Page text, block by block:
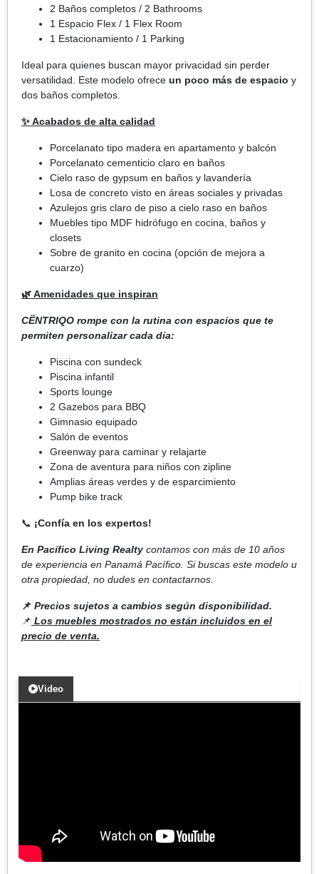
2 Baños completos / 2 Bathrooms
1 Espacio Flex / 1 Flex Room
1 Estacionamiento / 1 Parking
Ideal para quienes buscan mayor privacidad sin perder
versatilidad. Este modelo ofrece un poco más de espacio y
dos baños completos.
✨ Acabados de alta calidad
Porcelanato tipo madera en apartamento y balcón
Porcelanato cementicio claro en baños
Cielo raso de gypsum en baños y lavandería
Losa de concreto visto en áreas sociales y privadas
Azulejos gris claro de piso a cielo raso en baños
Muebles tipo MDF hidrófugo en cocina, baños y
closets
Sobre de granito en cocina (opción de mejora a
cuarzo)
🌿 Amenidades que inspiran
CËNTRIQO rompe con la rutina con espacios que te
permiten personalizar cada día:
Piscina con sundeck
Piscina infantil
Sports lounge
2 Gazebos para BBQ
Gimnasio equipado
Salón de eventos
Greenway para caminar y relajarte
Zona de aventura para niños con zipline
Amplias áreas verdes y de esparcimiento
Pump bike track
📞 ¡Confía en los expertos!
En Pacífico Living Realty contamos con más de 10 años
de experiencia en Panamá Pacífico. Si buscas este modelo u
otra propiedad, no dudes en contactarnos.
📌 Precios sujetos a cambios según disponibilidad.
📌 Los muebles mostrados no están incluidos en el
precio de venta.
Video